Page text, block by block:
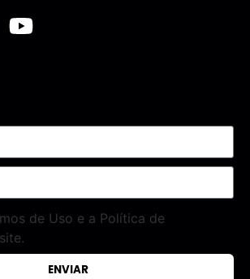
de Uso e a Política de
ENVIAR